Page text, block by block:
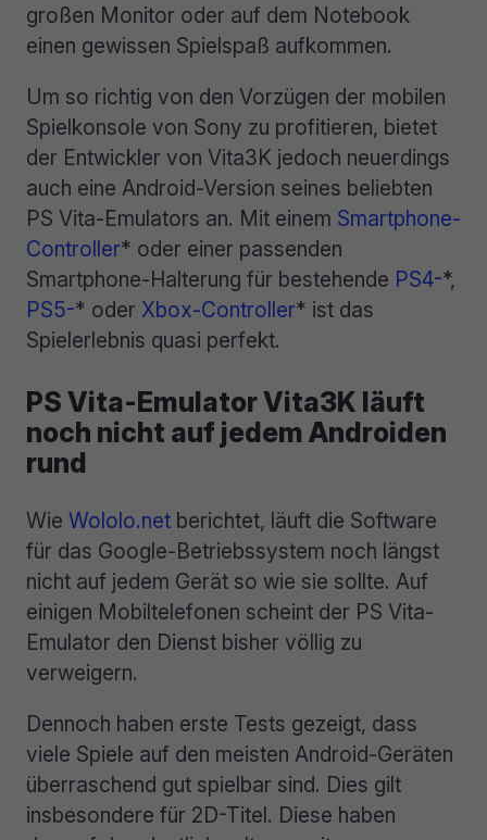
großen Monitor oder auf dem Notebook
einen gewissen Spielspaß aufkommen.
Um so richtig von den Vorzügen der mobilen
Spielkonsole von Sony zu profitieren, bietet
der Entwickler von Vita3K jedoch neuerdings
auch eine Android-Version seines beliebten
PS Vita-Emulators an. Mit einem Smartphone-
Controller* oder einer passenden
Smartphone-Halterung für bestehende PS4-*,
PS5-* oder Xbox-Controller* ist das
Spielerlebnis quasi perfekt.
PS Vita-Emulator Vita3K läuft
noch nicht auf jedem Androiden
rund
Wie Wololo.net berichtet, läuft die Software
für das Google-Betriebssystem noch längst
nicht auf jedem Gerät so wie sie sollte. Auf
einigen Mobiltelefonen scheint der PS Vita-
Emulator den Dienst bisher völlig zu
verweigern.
Dennoch haben erste Tests gezeigt, dass
viele Spiele auf den meisten Android-Geräten
überraschend gut spielbar sind. Dies gilt
insbesondere für 2D-Titel. Diese haben